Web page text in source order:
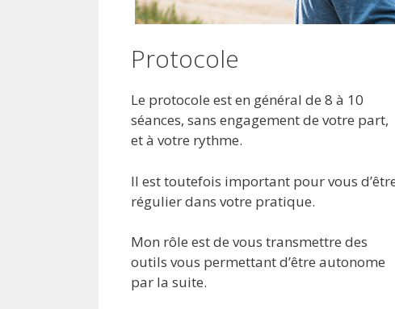
Protocole
Le protocole est en général de 8 à 10
séances, sans engagement de votre part,
et à votre rythme.
Il est toutefois important pour vous
régulier dans votre pratique.
Mon rôle est de vous transmettre des
outils vous permettant d’être autonome
par la suite.